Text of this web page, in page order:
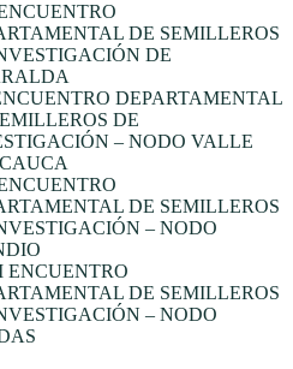
DE SEMILLEROS
DE
DEPARTAMENTAL
DE
– NODO VALLE
DE SEMILLEROS
– NODO
ENCUENTRO
DE SEMILLEROS
– NODO